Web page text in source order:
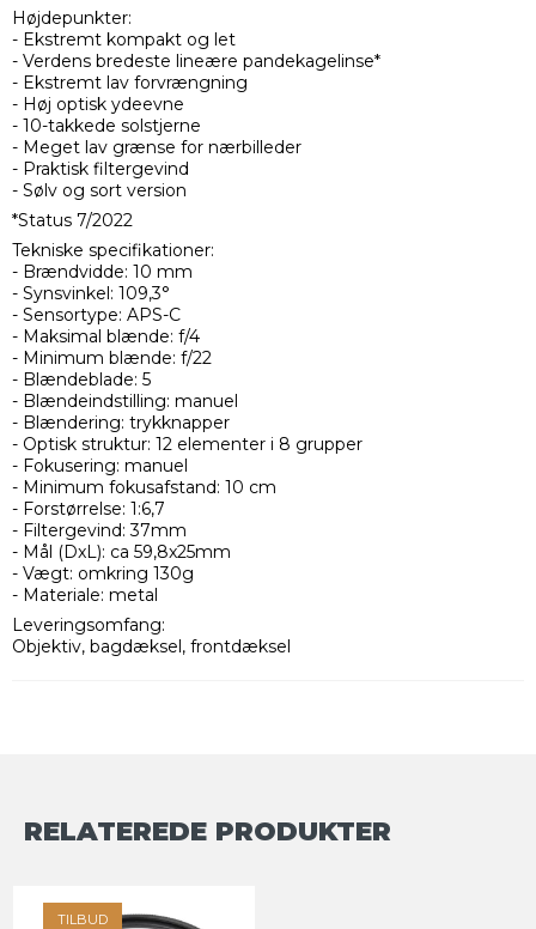
Højdepunkter:
- Ekstremt kompakt og let
- Verdens bredeste lineære pandekagelinse*
- Ekstremt lav forvrængning
- Høj optisk ydeevne
- 10-takkede solstjerne
- Meget lav grænse for nærbilleder
- Praktisk filtergevind
- Sølv og sort version
*Status 7/2022
Tekniske specifikationer:
- Brændvidde: 10 mm
- Synsvinkel: 109,3°
- Sensortype: APS-C
- Maksimal blænde: f/4
- Minimum blænde: f/22
- Blændeblade: 5
- Blændeindstilling: manuel
- Blændering: trykknapper
- Optisk struktur: 12 elementer i 8 grupper
- Fokusering: manuel
- Minimum fokusafstand: 10 cm
- Forstørrelse: 1:6,7
- Filtergevind: 37mm
- Mål (DxL): ca 59,8x25mm
- Vægt: omkring 130g
- Materiale: metal
Leveringsomfang:
Objektiv, bagdæksel, frontdæksel
RELATEREDE PRODUKTER
TILBUD